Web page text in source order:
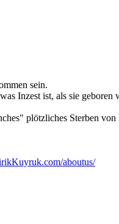
sein.
Inzest ist, als sie
plötzliches Sterben
aboutus/